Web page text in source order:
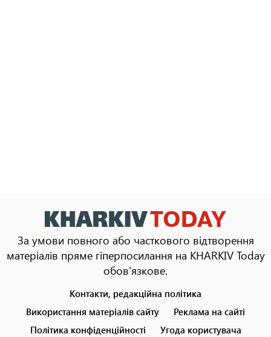
За умови повного або часткового відтворення
матеріалів пряме гіперпосилання на KHARKIV Today
обов'язкове.
menu
Контакти, редакційна політика
Використання матеріалів сайту
Реклама на сайті
Політика конфіденційності
Угода користувача